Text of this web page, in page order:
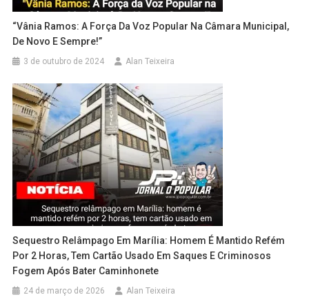
“Vânia Ramos: A Força Da Voz Popular Na Câmara Municipal,
De Novo E Sempre!”
3 de outubro de 2024 Alan Teixeira
Sequestro Relâmpago Em Marília: Homem É Mantido Refém
Por 2 Horas, Tem Cartão Usado Em Saques E Criminosos
Fogem Após Bater Caminhonete
24 de março de 2026 Alan Teixeira